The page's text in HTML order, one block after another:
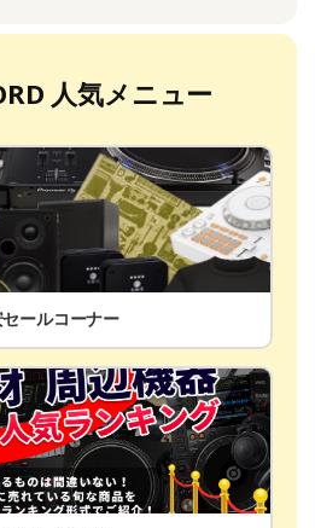
人気メニュー
ールコーナー